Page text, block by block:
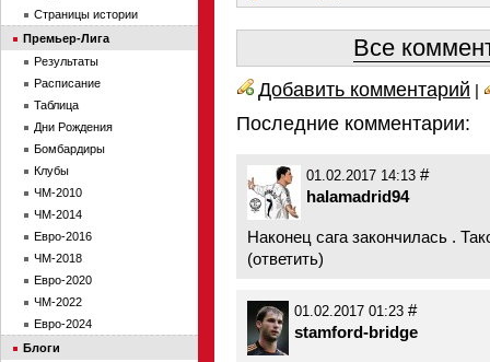
Все
Добавить комментарий |
Последние комментарии:
01.02.2017 14:13 #
halamadrid94
Наконец сага закончилась .
(ответить)
01.02.2017 01:23 #
stamford-bridge
Страницы истории
Премьер-Лига
Результаты
Расписание
Таблица
Дни Рождения
Бомбардиры
Клубы
ЧМ-2010
ЧМ-2014
Евро-2016
ЧМ-2018
Евро-2020
ЧМ-2022
Евро-2024
Блоги